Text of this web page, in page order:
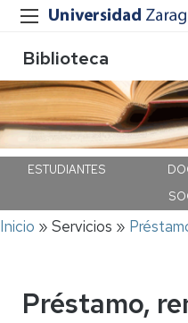
Biblioteca
ESTUDIANTES
Ruta
Inicio Servicios
Préstamo,